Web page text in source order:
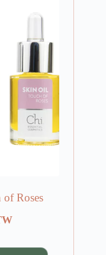
Roses